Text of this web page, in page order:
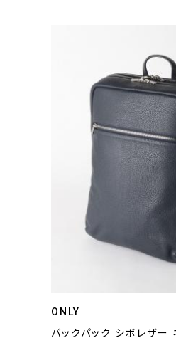
ONLY
バックパック シボレザー